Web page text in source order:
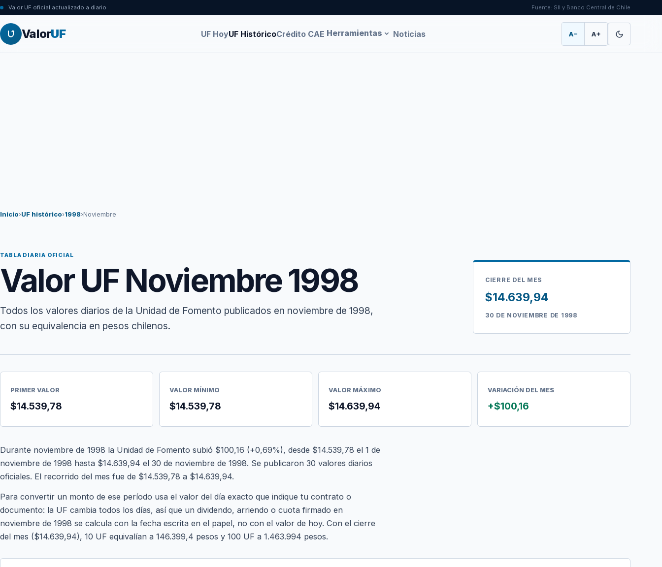
Valor UF oficial actualizado a diario Fuente: SII y Banco Central de Chile
ValorUF UF HoyUF HistóricoCrédito CAE Herramientas Noticias A− A+
Inicio›UF histórico›1998›Noviembre
TABLA DIARIA OFICIAL
Valor UF Noviembre 1998
Todos los valores diarios de la Unidad de Fomento publicados en noviembre de 1998,
con su equivalencia en pesos chilenos.
CIERRE DEL MES
$14.639,94
30 DE NOVIEMBRE DE 1998
PRIMER VALOR
$14.539,78
VALOR MÍNIMO
$14.539,78
VALOR MÁXIMO
$14.639,94
VARIACIÓN DEL MES
+$100,16
Durante noviembre de 1998 la Unidad de Fomento subió $100,16 (+0,69%), desde $14.539,78 el 1 de
noviembre de 1998 hasta $14.639,94 el 30 de noviembre de 1998. Se publicaron 30 valores diarios
oficiales. El recorrido del mes fue de $14.539,78 a $14.639,94.
Para convertir un monto de ese período usa el valor del día exacto que indique tu contrato o
documento: la UF cambia todos los días, así que un dividendo, arriendo o cuota firmado en
noviembre de 1998 se calcula con la fecha escrita en el papel, no con el valor de hoy. Con el cierre
del mes ($14.639,94), 10 UF equivalían a 146.399,4 pesos y 100 UF a 1.463.994 pesos.